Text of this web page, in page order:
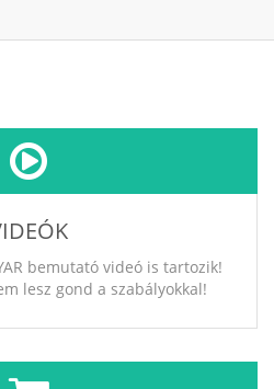
bemutató videó is tartozik!
lesz gond a szabályokkal!